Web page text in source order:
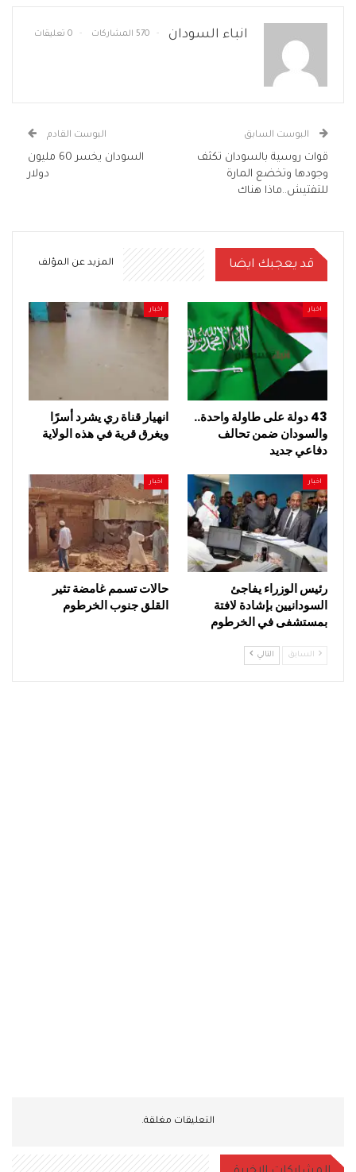
انباء السودان 570 المشاركات 0 تعليقات
البوست السابق
قوات روسية بالسودان تكثف
وجودها وتخضع المارة
للتفتيش..ماذا هناك
البوست القادم
السودان يخسر 60 مليون
دولار
قد يعجبك ايضا المزيد عن المؤلف
اخبار
43 دولة على طاولة واحدة..
والسودان ضمن تحالف
دفاعي جديد
اخبار
انهيار قناة ري يشرد أسرًا
ويغرق قرية في هذه الولاية
اخبار
رئيس الوزراء يفاجئ
السودانيين بإشادة لافتة
بمستشفى في الخرطوم
اخبار
حالات تسمم غامضة تثير
القلق جنوب الخرطوم
السابق التالي
التعليقات مغلقة.